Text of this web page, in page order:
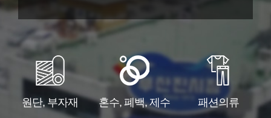
원단, 부자재 혼수, 폐백, 제수 패션의류